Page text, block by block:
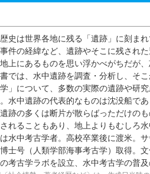
史は世界各地に残る「遺跡」に刻ま
件の経緯など、遺跡やそこに残され
上にあるものを思い浮かべがちだが
では、水中遺跡を調査・分析し、そ
学」について、多数の実際の遺跡や研
水中遺跡の代表的なものは沈没船で
跡の多くは断片が散らばっただけの
れることもあり、地上よりもむしろ
水中考古学者。高校卒業後に渡米。
士号（人類学部海事考古学）取得。
考古学ラボを設立、水中考古学の普及